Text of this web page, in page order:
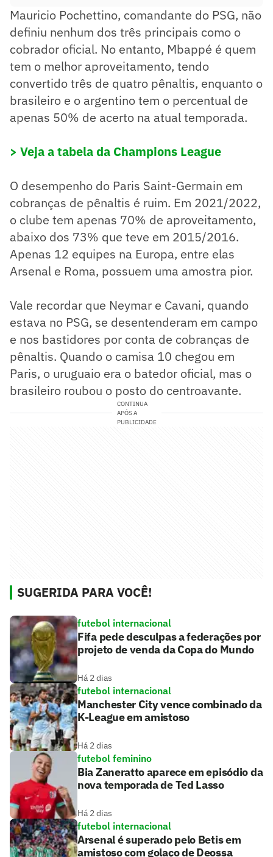
Mauricio Pochettino, comandante do PSG, não
definiu nenhum dos três principais como o
cobrador oficial. No entanto, Mbappé é quem
tem o melhor aproveitamento, tendo
convertido três de quatro pênaltis, enquanto o
brasileiro e o argentino tem o percentual de
apenas 50% de acerto na atual temporada.
> Veja a tabela da Champions League
O desempenho do Paris Saint-Germain em
cobranças de pênaltis é ruim. Em 2021/2022,
o clube tem apenas 70% de aproveitamento,
abaixo dos 73% que teve em 2015/2016.
Apenas 12 equipes na Europa, entre elas
Arsenal e Roma, possuem uma amostra pior.
Vale recordar que Neymar e Cavani, quando
estava no PSG, se desentenderam em campo
e nos bastidores por conta de cobranças de
pênaltis. Quando o camisa 10 chegou em
Paris, o uruguaio era o batedor oficial, mas o
brasileiro roubou o posto do centroavante.
CONTINUA
APÓS A
PUBLICIDADE
SUGERIDA PARA VOCÊ!
futebol internacional
Fifa pede desculpas a federações por
projeto de venda da Copa do Mundo
Há 2 dias
futebol internacional
Manchester City vence combinado da
K-League em amistoso
Há 2 dias
futebol feminino
Bia Zaneratto aparece em episódio da
nova temporada de Ted Lasso
Há 2 dias
futebol internacional
Arsenal é superado pelo Betis em
amistoso com golaço de Deossa